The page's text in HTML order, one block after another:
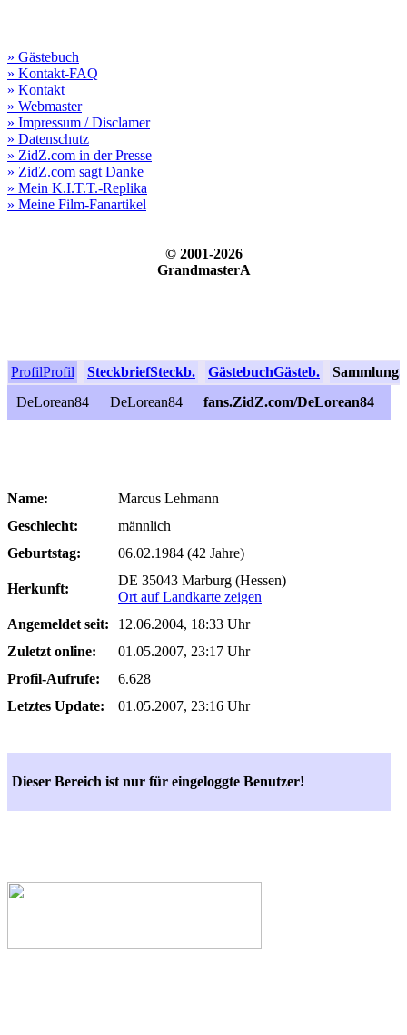
» Gästebuch
» Kontakt-FAQ
» Kontakt
» Webmaster
» Impressum / Disclamer
» Datenschutz
» ZidZ.com in der Presse
» ZidZ.com sagt Danke
» Mein K.I.T.T.-Replika
» Meine Film-Fanartikel
© 2001-2026
GrandmasterA
ProfilProfil SteckbriefSteckb. GästebuchGästeb. Sammlung
DeLorean84
DeLorean84 fans.ZidZ.com/DeLorean84
Name:
Marcus Lehmann
Geschlecht:
männlich
Geburtstag:
06.02.1984 (42 Jahre)
Herkunft:
DE 35043 Marburg (Hessen)
Ort auf Landkarte zeigen
Angemeldet seit:
12.06.2004, 18:33 Uhr
Zuletzt online:
01.05.2007, 23:17 Uhr
Profil-Aufrufe:
6.628
Letztes Update:
01.05.2007, 23:16 Uhr
Dieser Bereich ist nur für eingeloggte Benutzer!